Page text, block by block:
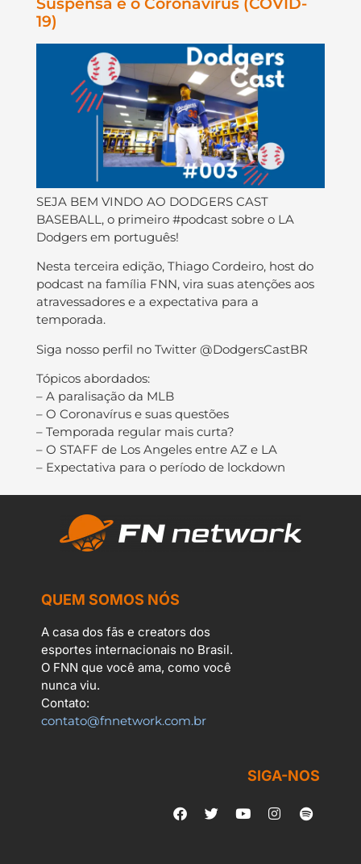
19)
SEJA BEM VINDO AO DODGERS CAST
BASEBALL, o primeiro #podcast sobre o LA
Dodgers em português!
Nesta terceira edição, Thiago Cordeiro, host do
podcast na família FNN, vira suas atenções aos
atravessadores e a expectativa para a
temporada.
Siga nosso perfil no Twitter @DodgersCastBR
Tópicos abordados:
– A paralisação da MLB
– O Coronavírus e suas questões
– Temporada regular mais curta?
– O STAFF de Los Angeles entre AZ e LA
– Expectativa para o período de lockdown
QUEM SOMOS NÓS
A casa dos fãs e creators dos
esportes internacionais no Brasil.
O FNN que você ama, como você
nunca viu.
Contato:
contato@fnnetwork.com.br
SIGA-NOS